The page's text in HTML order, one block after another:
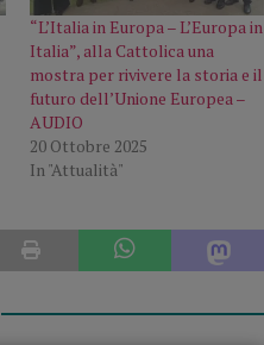
“L’Italia in Europa – L’Europa in
Italia”, alla Cattolica una
mostra per rivivere la storia e il
futuro dell’Unione Europea –
AUDIO
20 Ottobre 2025
In "Attualità"